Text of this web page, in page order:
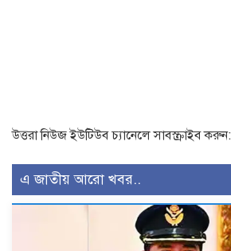
উত্তরা নিউজ ইউটিউব চ্যানেলে সাবস্ক্রাইব করুন:
এ জাতীয় আরো খবর..